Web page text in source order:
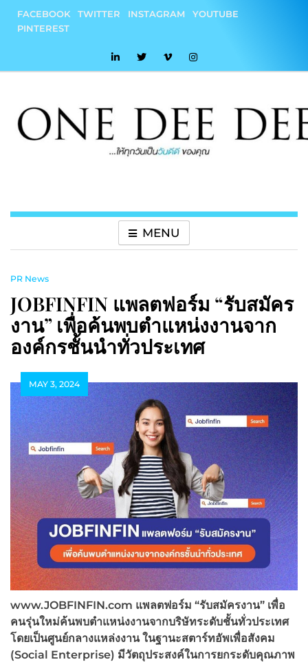
content
FACEBOOK TWITTER INSTAGRAM
YOUTUBE
PINTEREST
MENU
PR News
JOBFINFIN แพลตฟอร์ม “รับสมัคร
งาน” เพื่อค้นพบตำแหน่งงานจาก
องค์กรชั้นนำทั่วประเทศ
MAY 3, 2024
www.JOBFINFIN.com แพลตฟอร์ม “รับสมัครงาน” เพื่อ
คนรุ่นใหม่ค้นพบตำแหน่งงานจากบริษัทระดับชั้นทั่วประเทศ
โดยเป็นศูนย์กลางแหล่งงาน ในฐานะสตาร์ทอัพเพื่อสังคม
(Social Enterprise) มีวัตถุประสงค์ในการยกระดับคุณภาพ